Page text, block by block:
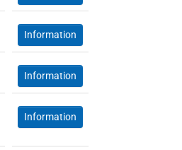
Information
Information
Information